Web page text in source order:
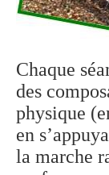
Chaque
des
physique
en
la marche